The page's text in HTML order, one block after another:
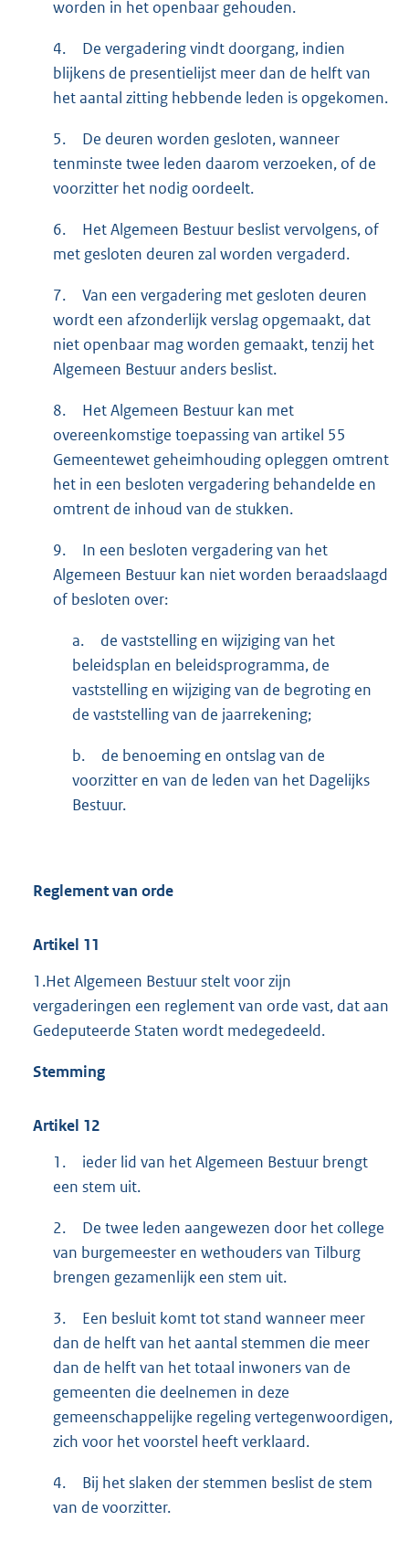
worden in het openbaar gehouden.
4.
De vergadering vindt doorgang, indien
blijkens de presentielijst meer dan de helft van
het aantal zitting hebbende leden is opgekomen.
5.
De deuren worden gesloten, wanneer
tenminste twee leden daarom verzoeken, of de
voorzitter het nodig oordeelt.
6.
Het Algemeen Bestuur beslist vervolgens, of
met gesloten deuren zal worden vergaderd.
7.
Van een vergadering met gesloten deuren
wordt een afzonderlijk verslag opgemaakt, dat
niet openbaar mag worden gemaakt, tenzij het
Algemeen Bestuur anders beslist.
8.
Het Algemeen Bestuur kan met
overeenkomstige toepassing van artikel 55
Gemeentewet geheimhouding opleggen omtrent
het in een besloten vergadering behandelde en
omtrent de inhoud van de stukken.
9.
In een besloten vergadering van het
Algemeen Bestuur kan niet worden beraadslaagd
of besloten over:
a.
de vaststelling en wijziging van het
beleidsplan en beleidsprogramma, de
vaststelling en wijziging van de begroting en
de vaststelling van de jaarrekening;
b.
de benoeming en ontslag van de
voorzitter en van de leden van het Dagelijks
Bestuur.
Reglement van orde
Artikel 11
1.Het Algemeen Bestuur stelt voor zijn
vergaderingen een reglement van orde vast, dat aan
Gedeputeerde Staten wordt medegedeeld.
Stemming
Artikel 12
1.
ieder lid van het Algemeen Bestuur brengt
een stem uit.
2.
De twee leden aangewezen door het college
van burgemeester en wethouders van Tilburg
brengen gezamenlijk een stem uit.
3.
Een besluit komt tot stand wanneer meer
dan de helft van het aantal stemmen die meer
dan de helft van het totaal inwoners van de
gemeenten die deelnemen in deze
gemeenschappelijke regeling vertegenwoordigen,
zich voor het voorstel heeft verklaard.
4.
Bij het slaken der stemmen beslist de stem
van de voorzitter.